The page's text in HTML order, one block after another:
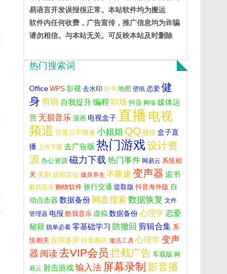
易语言开发误报很正常。本站软件均为搬运
软件内任何收费，广告宣传，推广信息均为诈骗
请勿相信。与本站无关。可反映本站及时删除
热门搜索词
Office WPS 影视 去水印 听书 地图 壁纸 恋爱 健
身 剪辑 自我提升编程 职场 抖音 网络 媒体运
营无损音乐 漫画 电视盒子 直播电视
频道 百度云不限速 小姐姐 QQ 微信 盒子直
播 上传下载 去广告版 热门游戏设计资
源 办公资源 磁力下载 热门事件 网易云 系统相
关 美剧 虚拟定位 健身养生 不限速 变声器 追书
酷我音乐 购物软件 旅行交通 提取版 抖音海外版 自
动点击器 数据备份 网盘搜索 数据恢复 文件
管理器 电报 酷我音乐 虚拟 数据备份心理学 恋爱
秘籍 脱单必看 零基础学习 防撤回 剪辑合集 系
统相关 应用多开 抖音相关 激活工具 心理学 变声
器 阅读去VIP会员 拦截广告 车载版 网
易云 射击游戏输入法 屏幕录制 影音播